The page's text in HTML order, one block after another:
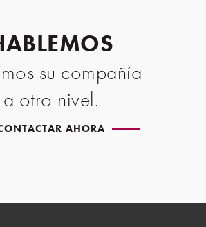
su compañía
a otro nivel.
AHORA